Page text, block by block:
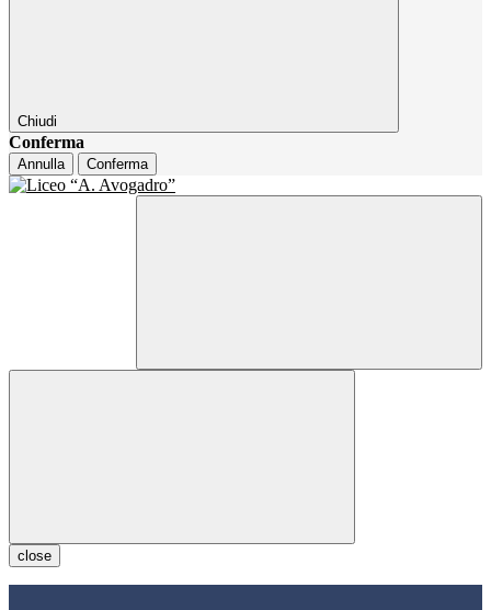
Chiudi
Conferma
Annulla Conferma
close